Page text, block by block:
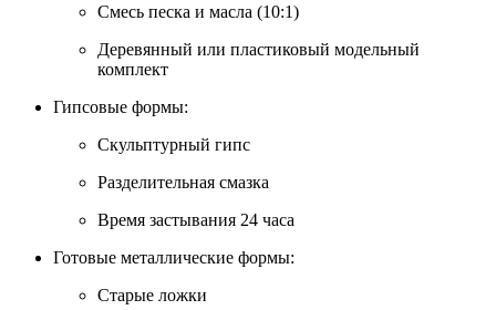
Смесь песка и масла (10:1)
Деревянный или пластиковый модельный
комплект
Гипсовые формы:
Скульптурный гипс
Разделительная смазка
Время застывания 24 часа
Готовые металлические формы:
Старые ложки